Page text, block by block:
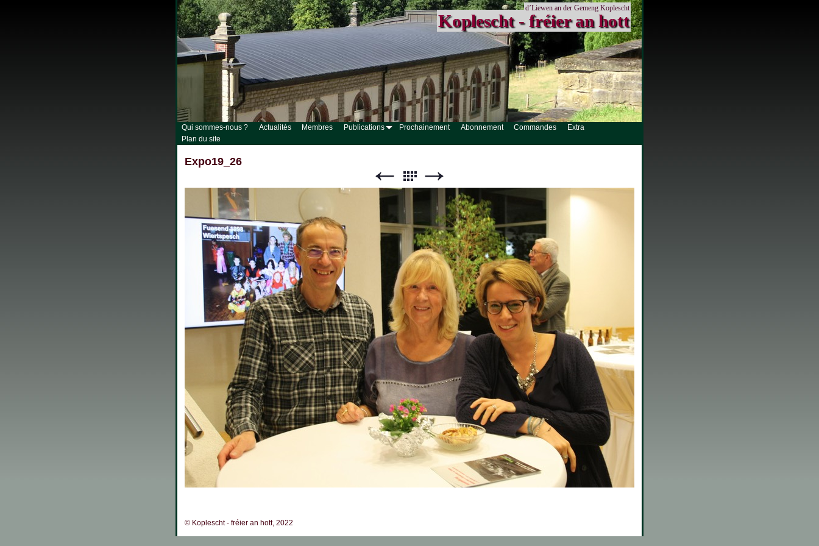
Koplescht - fréier an hott
d’Liewen an der Gemeng Koplescht
Qui sommes-nous ? Actualités Membres Publications Prochainement Abonnement Commandes
Extra
Plan du site
Expo19_26
© Koplescht - fréier an hott, 2022